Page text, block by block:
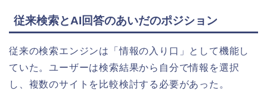
従来検索とAI回答のあいだのポジション
従来の検索エンジンは「情報の入り口」として機能し
ていた。ユーザーは検索結果から自分で情報を選択
し、複数のサイトを比較検討する必要があった。